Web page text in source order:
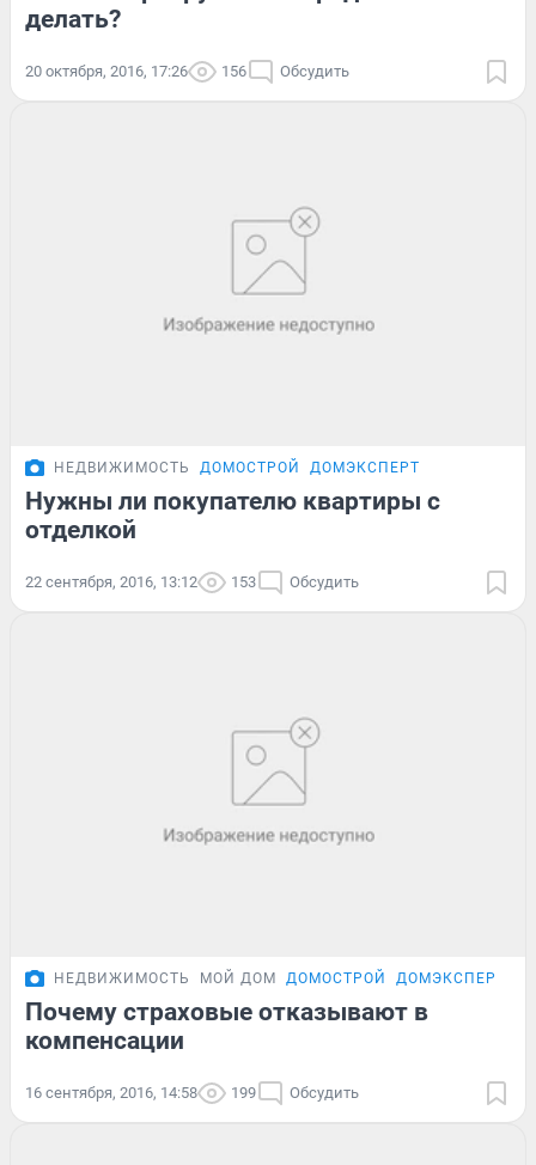
делать?
20 октября, 2016, 17:26 156 Обсудить
НЕДВИЖИМОСТЬ ДОМОСТРОЙ ДОМЭКСПЕРТ
Нужны ли покупателю квартиры с
отделкой
22 сентября, 2016, 13:12 153 Обсудить
НЕДВИЖИМОСТЬ МОЙ ДОМ ДОМОСТРОЙ ДОМЭКСПЕРТ
Почему страховые отказывают в
компенсации
16 сентября, 2016, 14:58 199 Обсудить